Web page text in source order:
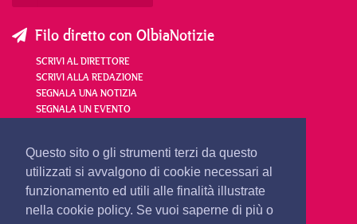
Questo sito o gli strumenti terzi da questo
utilizzati si avvalgono di cookie necessari al
funzionamento ed utili alle finalità illustrate
nella cookie policy. Se vuoi saperne di più o
Filo diretto con OlbiaNotizie
SCRIVI AL DIRETTORE
SCRIVI ALLA REDAZIONE
SEGNALA UNA NOTIZIA
SEGNALA UN EVENTO
redazione@olbianotizie.it